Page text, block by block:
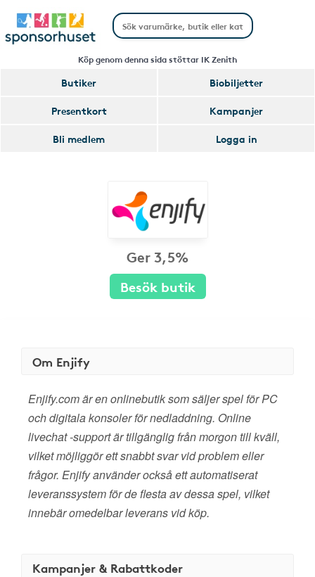
Köp genom denna sida stöttar IK Zenith
Butiker
Biobiljetter
Presentkort
Kampanjer
Bli medlem
Logga in
Ger 3,5%
Besök butik
Om Enjify
Enjify.com är en onlinebutik som säljer spel för PC
och digitala konsoler för nedladdning. Online
livechat -support är tillgänglig från morgon till kväll,
vilket möjliggör ett snabbt svar vid problem eller
frågor. Enjify använder också ett automatiserat
leveranssystem för de flesta av dessa spel, vilket
innebär omedelbar leverans vid köp.
Kampanjer & Rabattkoder